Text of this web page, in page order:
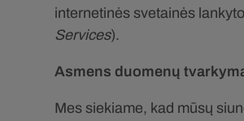
internetinės svetainės
Services).
Asmens duomenų
Mes siekiame, kad mūsų